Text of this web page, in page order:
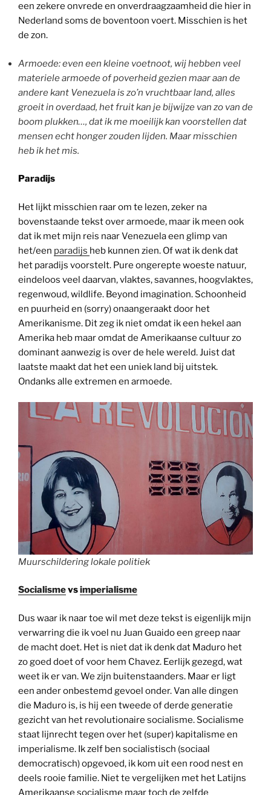
een zekere onvrede en onverdraagzaamheid die hier in
Nederland soms de boventoon voert. Misschien is het
de zon.
Armoede: even een kleine voetnoot, wij hebben veel
materiele armoede of poverheid gezien maar aan de
andere kant Venezuela is zo’n vruchtbaar land, alles
groeit in overdaad, het fruit kan je bijwijze van zo van de
boom plukken…, dat ik me moeilijk kan voorstellen dat
mensen echt honger zouden lijden. Maar misschien
heb ik het mis.
Paradijs
Het lijkt misschien raar om te lezen, zeker na
bovenstaande tekst over armoede, maar ik meen ook
dat ik met mijn reis naar Venezuela een glimp van
het/een paradijs heb kunnen zien. Of wat ik denk dat
het paradijs voorstelt. Pure ongerepte woeste natuur,
eindeloos veel daarvan, vlaktes, savannes, hoogvlaktes,
regenwoud, wildlife. Beyond imagination. Schoonheid
en puurheid en (sorry) onaangeraakt door het
Amerikanisme. Dit zeg ik niet omdat ik een hekel aan
Amerika heb maar omdat de Amerikaanse cultuur zo
dominant aanwezig is over de hele wereld. Juist dat
laatste maakt dat het een uniek land bij uitstek.
Ondanks alle extremen en armoede.
Muurschildering lokale politiek
Socialismevsimperialisme
Dus waar ik naar toe wil met deze tekst is eigenlijk mijn
verwarring die ik voel nu Juan Guaido een greep naar
de macht doet. Het is niet dat ik denk dat Maduro het
zo goed doet of voor hem Chavez. Eerlijk gezegd, wat
weet ik er van. We zijn buitenstaanders. Maar er ligt
een ander onbestemd gevoel onder. Van alle dingen
die Maduro is, is hij een tweede of derde generatie
gezicht van het revolutionaire socialisme. Socialisme
staat lijnrecht tegen over het (super) kapitalisme en
imperialisme. Ik zelf ben socialistisch (sociaal
democratisch) opgevoed, ik kom uit een rood nest en
deels rooie familie. Niet te vergelijken met het Latijns
Amerikaanse socialisme maar toch de zelfde